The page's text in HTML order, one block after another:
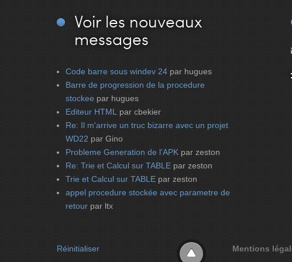
Voir les nouveaux
messages
Code barre sous windev 24 par hugues
Barre de progression de la procedure
stockee par hugues
Editeur HTML par cbekier
Re: Il m'arrive un truc bizarre avec un projet
WD22 par Gino
Probleme Generation de l'APK par zeston
Re: Trie et Calcul sur TABLE par zeston
Trie et Calcul sur TABLE par zeston
appel procedure stockée avec parametre de
retour par ltx
Réinitialiser Mentions